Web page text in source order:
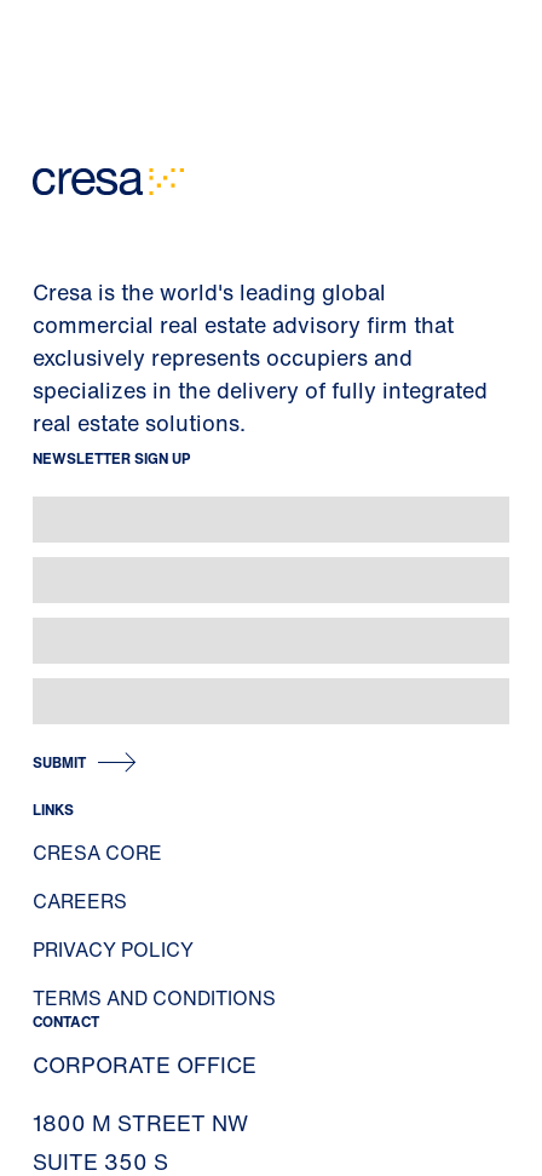
Cresa is the world's leading global
commercial real estate advisory firm that
exclusively represents occupiers and
specializes in the delivery of fully integrated
real estate solutions.
NEWSLETTER SIGN UP
SUBMIT
LINKS
CRESA CORE
CAREERS
PRIVACY POLICY
TERMS AND CONDITIONS
CONTACT
CORPORATE OFFICE
1800 M STREET NW
SUITE 350 S